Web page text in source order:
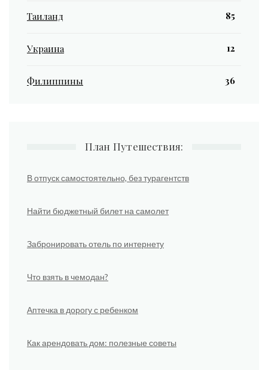
Таиланд 85
Украина 12
Филиппины 36
План Путешествия:
В отпуск самостоятельно, без турагентств
Найти бюджетный билет на самолет
Забронировать отель по интернету
Что взять в чемодан?
Аптечка в дорогу с ребенком
Как арендовать дом: полезные советы